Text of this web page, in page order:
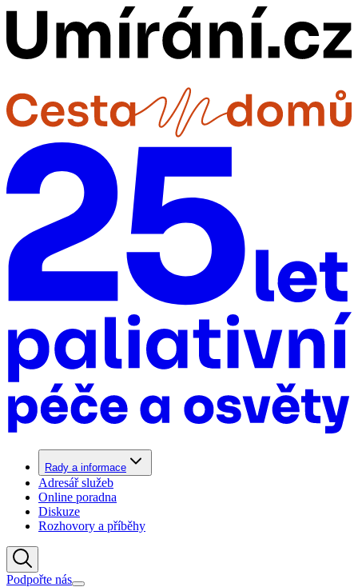
Rady a informace
Adresář služeb
Online poradna
Diskuze
Rozhovory a příběhy
Podpořte nás